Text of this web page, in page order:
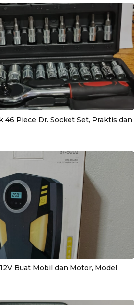
46 Piece Dr. Socket Set, Praktis dan
Buat Mobil dan Motor, Model